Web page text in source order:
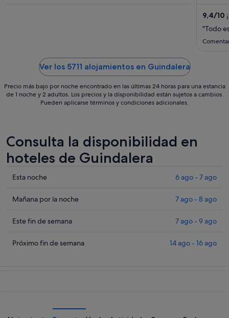
10
ago
9,4/10
"Todo
Ver los 5711 alojamientos en Guindalera
Precio más bajo por noche encontrado en las últimas 24 horas para una estancia
de 1 noche y 2 adultos. Los precios y la disponibilidad están sujetos a cambios.
Pueden aplicarse términos y condiciones adicionales.
Consulta la disponibilidad en
hoteles de Guindalera
Comprueba
precios
Guindalera
esta
Esta noche 6 ago - 7 ago
Comprueba
precios
Guindalera
Mañana por la noche 7 ago - 8 ago
Comprueba
precios
Este fin de semana 7 ago - 9 ago
Comprueba
Próximo fin de semana 14 ago - 16 ago